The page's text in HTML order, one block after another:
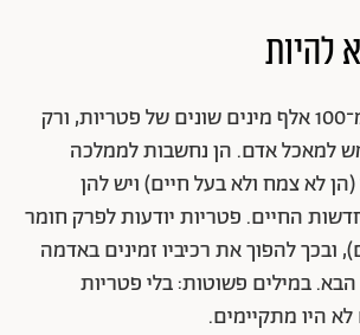
להיות
המדע מכיר יותר מ־100 אלף מינים שונים של פטריות, ורק
למאכל אדם. הן נחשבות לממלכה
לא צמח ולא בעל חיים) ויש להן
החיים. פטריות יודעות לפרק חומר
ובכך להפוך את רכיביו זמינים באדמה
במילים פשוטות: בלי פטריות
היו מתקיימים.